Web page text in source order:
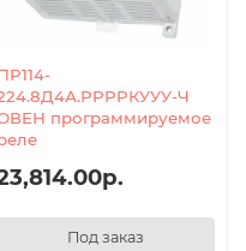
Ч
программируемое
Под заказ